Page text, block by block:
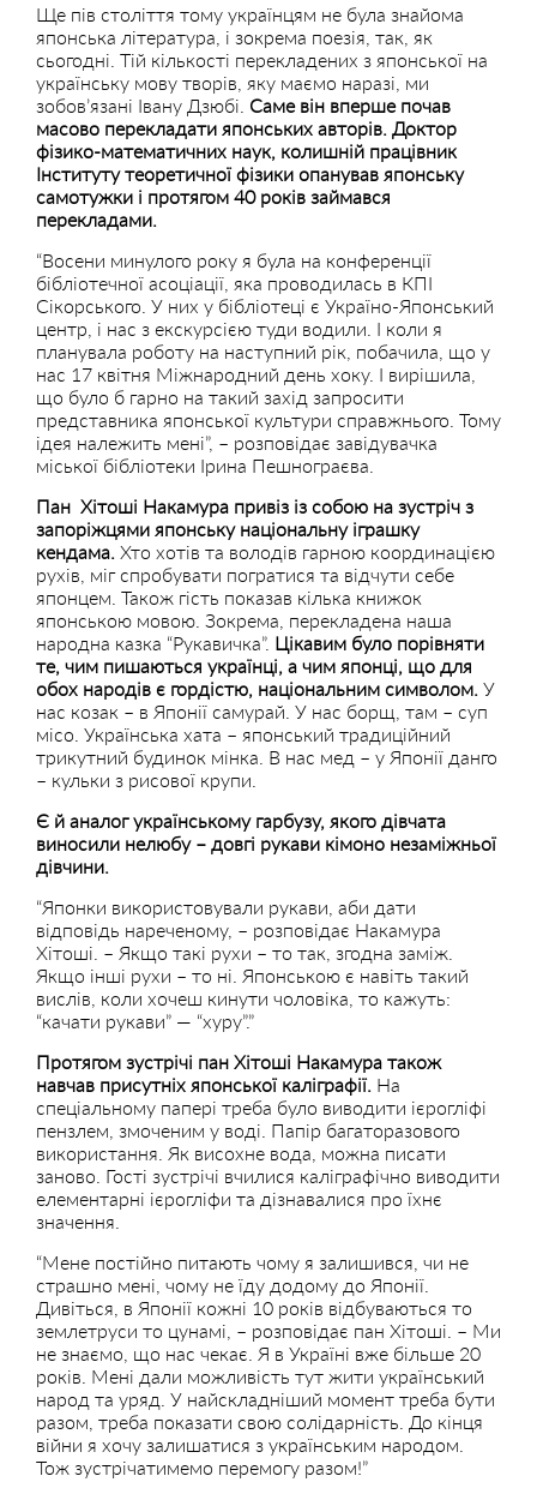
Ще пів століття тому українцям не була знайома
японська література, і зокрема поезія, так, як
сьогодні. Тій кількості перекладених з японської на
українську мову творів, яку маємо наразі, ми
зобов’язані Івану Дзюбі. Саме він вперше почав
масово перекладати японських авторів. Доктор
фізико-математичних наук, колишній працівник
Інституту теоретичної фізики опанував японську
самотужки і протягом 40 років займався
перекладами.
“Восени минулого року я була на конференції
бібліотечної асоціації, яка проводилась в КПІ
Сікорського. У них у бібліотеці є Україно-Японський
центр, і нас з екскурсією туди водили. І коли я
планувала роботу на наступний рік, побачила, що у
нас 17 квітня Міжнародний день хоку. І вирішила,
що було б гарно на такий захід запросити
представника японської культури справжнього. Тому
ідея належить мені”, – розповідає завідувачка
міської бібліотеки Ірина Пешнограєва.
Пан Хітоші Накамура привіз із собою на зустріч з
запоріжцями японську національну іграшку
кендама. Хто хотів та володів гарною координацією
рухів, міг спробувати погратися та відчути себе
японцем. Також гість показав кілька книжок
японською мовою. Зокрема, перекладена наша
народна казка “Рукавичка”. Цікавим було порівняти
те, чим пишаються українці, а чим японці, що для
обох народів є гордістю, національним символом. У
нас козак – в Японії самурай. У нас борщ, там – суп
місо. Українська хата – японський традиційний
трикутний будинок мінка. В нас мед – у Японії данго
– кульки з рисової крупи.
Є й аналог українському гарбузу, якого дівчата
виносили нелюбу – довгі рукави кімоно незаміжньої
дівчини.
“Японки використовували рукави, аби дати
відповідь нареченому, – розповідає Накамура
Хітоші. – Якщо такі рухи – то так, згодна заміж.
Якщо інші рухи – то ні. Японською є навіть такий
вислів, коли хочеш кинути чоловіка, то кажуть:
“качати рукави” — “хуру”.”
Протягом зустрічі пан Хітоші Накамура також
навчав присутніх японської каліграфії. На
спеціальному папері треба було виводити ієрогліфі
пензлем, змоченим у воді. Папір багаторазового
використання. Як висохне вода, можна писати
заново. Гості зустрічі вчилися каліграфічно виводити
елементарні ієрогліфи та дізнавалися про їхнє
значення.
“Мене постійно питають чому я залишився, чи не
страшно мені, чому не їду додому до Японії.
Дивіться, в Японії кожні 10 років відбуваються то
землетруси то цунамі, – розповідає пан Хітоші. – Ми
не знаємо, що нас чекає. Я в Україні вже більше 20
років. Мені дали можливість тут жити український
народ та уряд. У найскладніший момент треба бути
разом, треба показати свою солідарність. До кінця
війни я хочу залишатися з українським народом.
Тож зустрічатимемо перемогу разом!”